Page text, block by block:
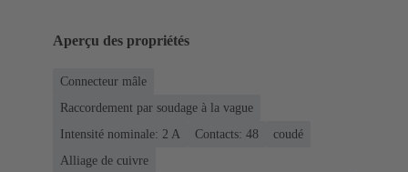
Aperçu des propriétés
Connecteur mâle
Raccordement par soudage à la vague
Intensité nominale: ‌2 A
Contacts: 48
coudé
Alliage de cuivre